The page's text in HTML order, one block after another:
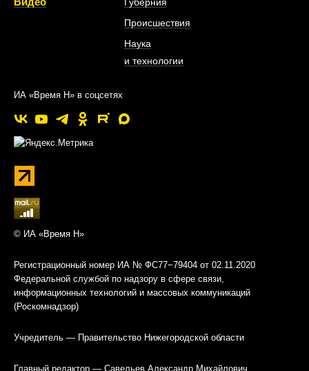
Губерния
Происшествия
Наука
и технологии
ИА «Время Н» в соцсетях
© ИА «Время Н»
Регистрационный номер ИА № ФС77−79404 от 02.11.2020
Федеральной службой по надзору в сфере связи,
информационных технологий и массовых коммуникаций
(Роскомнадзор)
Учредитель — Правительство Нижегородской области
Главный редактор — Савельев Александр Михайлович